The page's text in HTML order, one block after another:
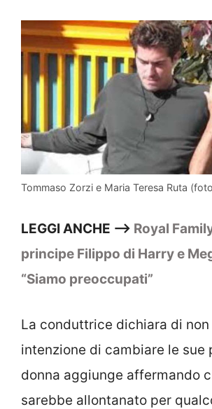
Tommaso Zorzi e Maria Teresa Ruta
LEGGI ANCHE —> Royal
principe Filippo di Harry e
“Siamo preoccupati”
La conduttrice dichiara di
intenzione di cambiare le sue
donna aggiunge affermando
sarebbe allontanato per